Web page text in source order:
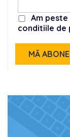
Am peste
conditiile de